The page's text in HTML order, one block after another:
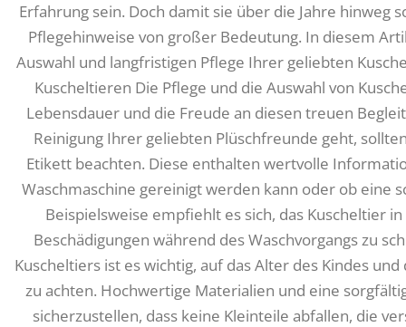
Erfahrung sein. Doch damit sie über die Jahre hinweg
Pflegehinweise von großer Bedeutung. In diesem
Auswahl und langfristigen Pflege Ihrer geliebten
Kuscheltieren Die Pflege und die Auswahl von
Lebensdauer und die Freude an diesen treuen
Reinigung Ihrer geliebten Plüschfreunde geht,
Etikett beachten. Diese enthalten wertvolle
Waschmaschine gereinigt werden kann oder ob eine
Beispielsweise empfiehlt es sich, das Kuscheltier
Beschädigungen während des Waschvorgangs zu
Kuscheltiers ist es wichtig, auf das Alter des Kindes
zu achten. Hochwertige Materialien und eine
sicherzustellen, dass keine Kleinteile abfallen, die